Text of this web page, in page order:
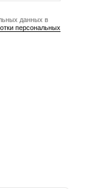
данных в
персональных